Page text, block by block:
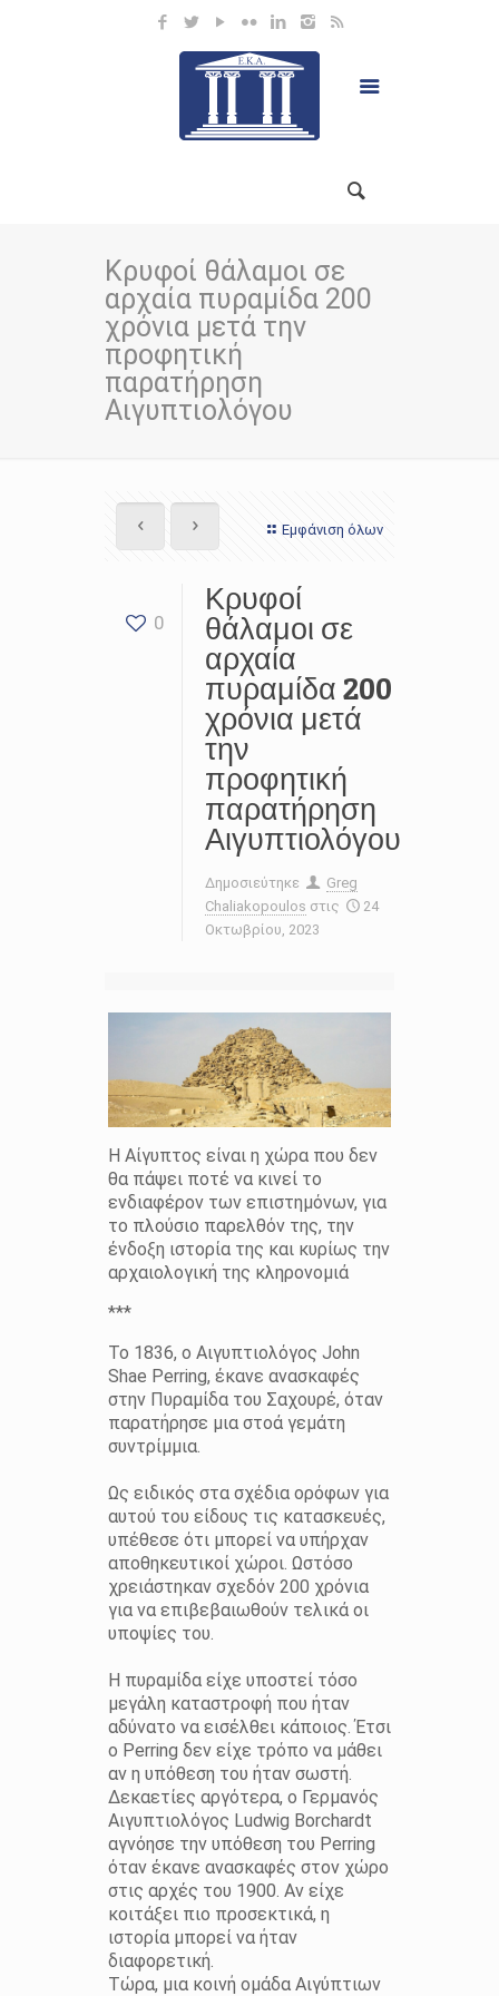
Κρυφοί θάλαμοι σε
αρχαία πυραμίδα 200
χρόνια μετά την
προφητική
παρατήρηση
Αιγυπτιολόγου
Εμφάνιση όλων
0
Κρυφοί
θάλαμοι σε
αρχαία
πυραμίδα 200
χρόνια μετά
την
προφητική
παρατήρηση
Αιγυπτιολόγου
Δημοσιεύτηκε
Greg
Chaliakopoulos στις
24
Οκτωβρίου, 2023
Η Αίγυπτος είναι η χώρα που δεν
θα πάψει ποτέ να κινεί το
ενδιαφέρον των επιστημόνων, για
το πλούσιο παρελθόν της, την
ένδοξη ιστορία της και κυρίως την
αρχαιολογική της κληρονομιά
***
Το 1836, ο Αιγυπτιολόγος John
Shae Perring, έκανε ανασκαφές
στην Πυραμίδα του Σαχουρέ, όταν
παρατήρησε μια στοά γεμάτη
συντρίμμια.
Ως ειδικός στα σχέδια ορόφων για
αυτού του είδους τις κατασκευές,
υπέθεσε ότι μπορεί να υπήρχαν
αποθηκευτικοί χώροι. Ωστόσο
χρειάστηκαν σχεδόν 200 χρόνια
για να επιβεβαιωθούν τελικά οι
υποψίες του.
Η πυραμίδα είχε υποστεί τόσο
μεγάλη καταστροφή που ήταν
αδύνατο να εισέλθει κάποιος. Έτσι
ο Perring δεν είχε τρόπο να μάθει
αν η υπόθεση του ήταν σωστή.
Δεκαετίες αργότερα, ο Γερμανός
Αιγυπτιολόγος Ludwig Borchardt
αγνόησε την υπόθεση του Perring
όταν έκανε ανασκαφές στον χώρο
στις αρχές του 1900. Αν είχε
κοιτάξει πιο προσεκτικά, η
ιστορία μπορεί να ήταν
διαφορετική.
Τώρα, μια κοινή ομάδα Αιγύπτιων